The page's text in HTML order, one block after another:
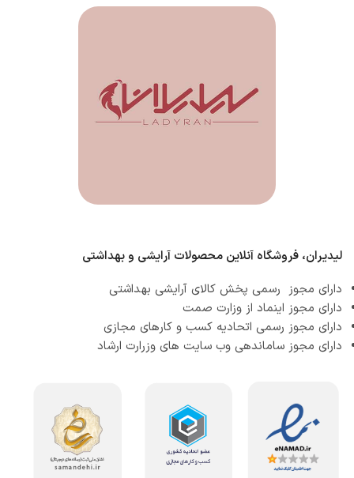
لیدیران، فروشگاه آنلاین محصولات آرایشی و بهداشتی
دارای مجوز رسمی پخش کالای آرایشی بهداشتی
دارای مجوز اینماد از وزارت صمت
دارای مجوز رسمی اتحادیه کسب و کارهای مجازی
دارای مجوز ساماندهی وب سایت های وزرارت ارشاد